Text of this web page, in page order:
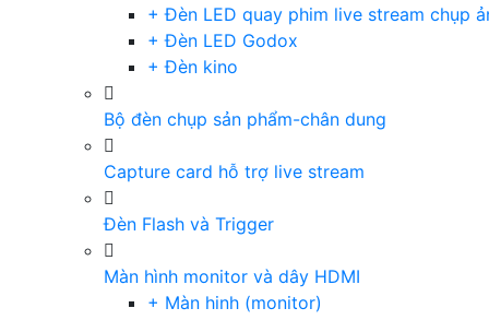
+ Đèn LED quay phim live stream chụp
+ Đèn LED Godox
+ Đèn kino
Bộ đèn chụp sản phẩm-chân dung
Capture card hỗ trợ live stream
Đèn Flash và Trigger
Màn hình monitor và dây HDMI
+ Màn hinh (monitor)